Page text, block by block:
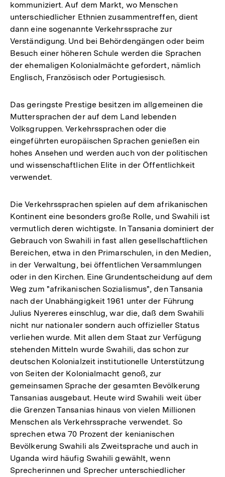
kommuniziert. Auf dem Markt, wo Menschen
unterschiedlicher Ethnien zusammentreffen, dient
dann eine sogenannte Verkehrssprache zur
Verständigung. Und bei Behördengängen oder beim
Besuch einer höheren Schule werden die Sprachen
der ehemaligen Kolonialmächte gefordert, nämlich
Englisch, Französisch oder Portugiesisch.
Das geringste Prestige besitzen im allgemeinen die
Muttersprachen der auf dem Land lebenden
Volksgruppen. Verkehrssprachen oder die
eingeführten europäischen Sprachen genießen ein
hohes Ansehen und werden auch von der politischen
und wissenschaftlichen Elite in der Öffentlichkeit
verwendet.
Die Verkehrssprachen spielen auf dem afrikanischen
Kontinent eine besonders große Rolle, und Swahili ist
vermutlich deren wichtigste. In Tansania dominiert der
Gebrauch von Swahili in fast allen gesellschaftlichen
Bereichen, etwa in den Primarschulen, in den Medien,
in der Verwaltung, bei öffentlichen Versammlungen
oder in den Kirchen. Eine Grundentscheidung auf dem
Weg zum "afrikanischen Sozialismus", den Tansania
nach der Unabhängigkeit 1961 unter der Führung
Julius Nyereres einschlug, war die, daß dem Swahili
nicht nur nationaler sondern auch offizieller Status
verliehen wurde. Mit allen dem Staat zur Verfügung
stehenden Mitteln wurde Swahili, das schon zur
deutschen Kolonialzeit institutionelle Unterstützung
von Seiten der Kolonialmacht genoß, zur
gemeinsamen Sprache der gesamten Bevölkerung
Tansanias ausgebaut. Heute wird Swahili weit über
die Grenzen Tansanias hinaus von vielen Millionen
Menschen als Verkehrssprache verwendet. So
sprechen etwa 70 Prozent der kenianischen
Bevölkerung Swahili als Zweitsprache und auch in
Uganda wird häufig Swahili gewählt, wenn
Sprecherinnen und Sprecher unterschiedlicher